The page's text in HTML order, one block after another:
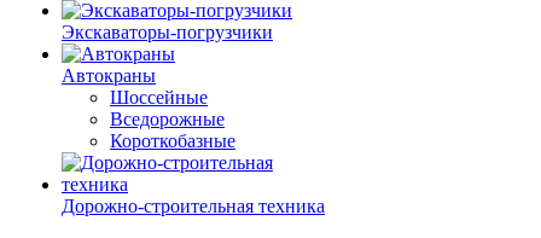
Экскаваторы-погрузчики
Автокраны
Шоссейные
Вседорожные
Короткобазные
Дорожно-строительная техника